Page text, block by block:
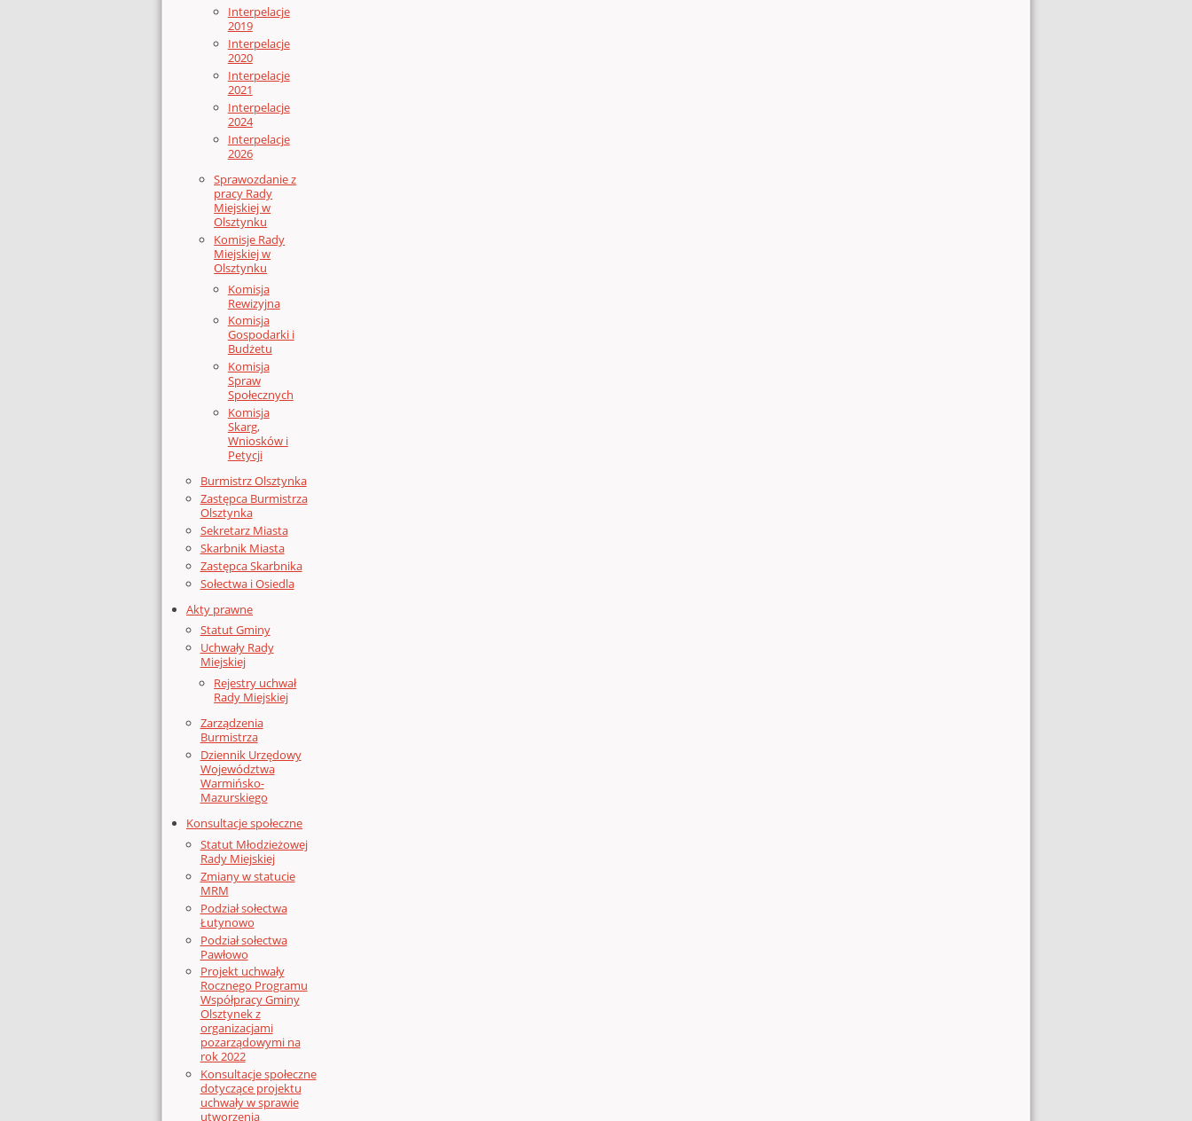
Interpelacje
2019
Interpelacje
2020
Interpelacje
2021
Interpelacje
2024
Interpelacje
2026
Sprawozdanie z
pracy Rady
Miejskiej w
Olsztynku
Komisje Rady
Miejskiej w
Olsztynku
Komisja
Rewizyjna
Komisja
Gospodarki i
Budżetu
Komisja
Spraw
Społecznych
Komisja
Skarg,
Wniosków i
Petycji
Burmistrz Olsztynka
Zastępca Burmistrza
Olsztynka
Sekretarz Miasta
Skarbnik Miasta
Zastępca Skarbnika
Sołectwa i Osiedla
Akty prawne
Statut Gminy
Uchwały Rady
Miejskiej
Rejestry uchwał
Rady Miejskiej
Zarządzenia
Burmistrza
Dziennik Urzędowy
Województwa
Warmińsko-
Mazurskiego
Konsultacje społeczne
Statut Młodzieżowej
Rady Miejskiej
Zmiany w statucie
MRM
Podział sołectwa
Łutynowo
Podział sołectwa
Pawłowo
Projekt uchwały
Rocznego Programu
Współpracy Gminy
Olsztynek z
organizacjami
pozarządowymi na
rok 2022
Konsultacje społeczne
dotyczące projektu
uchwały w sprawie
utworzenia